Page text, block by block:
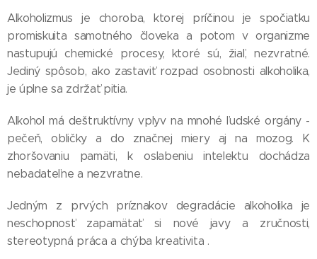
Alkoholizmus je choroba, ktorej príčinou je spočiatku
promiskuita samotného človeka a potom v organizme
nastupujú chemické procesy, ktoré sú, žiaľ, nezvratné.
Jediný spôsob, ako zastaviť rozpad osobnosti alkoholika,
je úplne sa zdržať pitia.
Alkohol má deštruktívny vplyv na mnohé ľudské orgány -
pečeň, obličky a do značnej miery aj na mozog. K
zhoršovaniu pamäti, k oslabeniu intelektu dochádza
nebadateľne a nezvratne.
Jedným z prvých príznakov degradácie alkoholika je
neschopnosť zapamätať si nové javy a zručnosti,
stereotypná práca a chýba kreativita .